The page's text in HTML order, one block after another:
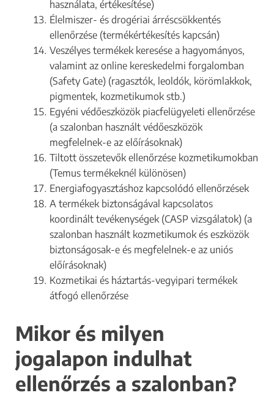
használata, értékesítése)
Élelmiszer- és drogériai árréscsökkentés
ellenőrzése (termékértékesítés kapcsán)
Veszélyes termékek keresése a hagyományos,
valamint az online kereskedelmi forgalomban
(Safety Gate) (ragasztók, leoldók, körömlakkok,
pigmentek, kozmetikumok stb.)
Egyéni védőeszközök piacfelügyeleti ellenőrzése
(a szalonban használt védőeszközök
megfelelnek-e az előírásoknak)
Tiltott összetevők ellenőrzése kozmetikumokban
(Temus termékeknél különösen)
Energiafogyasztáshoz kapcsolódó ellenőrzések
A termékek biztonságával kapcsolatos
koordinált tevékenységek (CASP vizsgálatok) (a
szalonban használt kozmetikumok és eszközök
biztonságosak-e és megfelelnek-e az uniós
előírásoknak)
Kozmetikai és háztartás-vegyipari termékek
átfogó ellenőrzése
Mikor és milyen
jogalapon indulhat
ellenőrzés a szalonban?